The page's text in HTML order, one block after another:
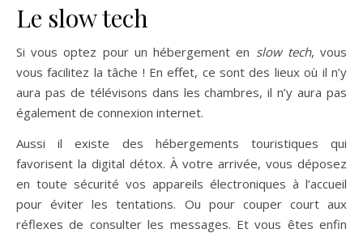
Le slow tech
Si vous optez pour un hébergement en slow tech, vous
vous facilitez la tâche ! En effet, ce sont des lieux où il n’y
aura pas de télévisons dans les chambres, il n’y aura pas
également de connexion internet.
Aussi il existe des hébergements touristiques qui
favorisent la digital détox. À votre arrivée, vous déposez
en toute sécurité vos appareils électroniques à l’accueil
pour éviter les tentations. Ou pour couper court aux
réflexes de consulter les messages. Et vous êtes enfin